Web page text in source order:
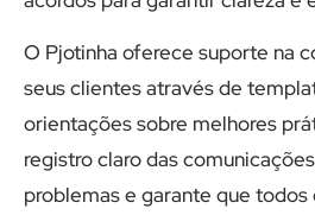
O Pjotinha oferece suporte na
seus clientes através de
orientações sobre melhores
registro claro das
problemas e garante que